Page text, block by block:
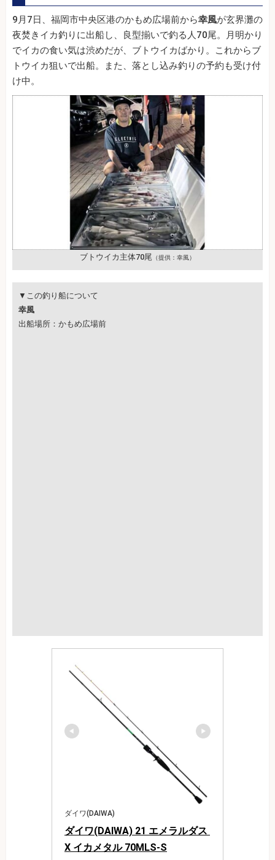
9月7日、福岡市中央区港のかもめ広場前から幸風が玄界灘の
夜焚きイカ釣りに出船し、良型揃いで釣る人70尾。月明かり
でイカの食い気は渋めだが、ブトウイカばかり。これからブ
トウイカ狙いで出船。また、落とし込み釣りの予約も受け付
け中。
ブトウイカ主体70尾 （提供：幸風）
▼この釣り船について
幸風
出船場所：かもめ広場前
ダイワ(DAIWA)
ダイワ(DAIWA) 21 エメラルダス
X イカメタル 70MLS-S